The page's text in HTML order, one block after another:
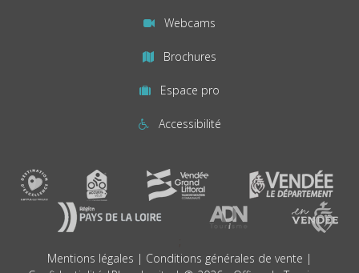
Webcams
Brochures
Espace pro
Accessibilité
Mentions légales | Conditions générales de vente |